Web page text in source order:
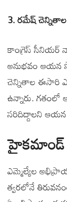
3. రమేష్ చెన్నితాల
కాంగ్రెస్
అనుభవం ఆయన
చెన్నితాల ఈసారి
ఉన్నారు.
సరిదిద్దాలని ఆయన
హైకమాండ్
ఎమ్మెల్యేల
త్వరలోనే